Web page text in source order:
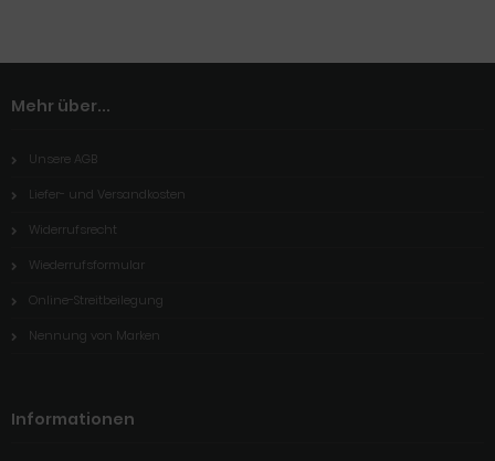
Mehr über...
Unsere AGB
Liefer- und Versandkosten
Widerrufsrecht
Wiederrufsformular
Online-Streitbeilegung
Nennung von Marken
Informationen